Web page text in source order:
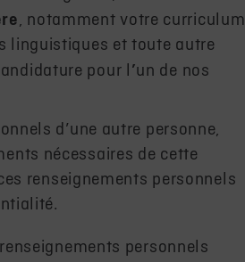
, notamment votre curriculum
linguistiques et toute autre
pour l ’un de nos
d’une autre personne,
nécessaires de cette
renseignements personnels
personnels